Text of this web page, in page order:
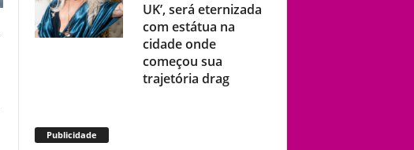
UK’, será eternizada
com estátua na
cidade onde
começou sua
trajetória drag
Publicidade